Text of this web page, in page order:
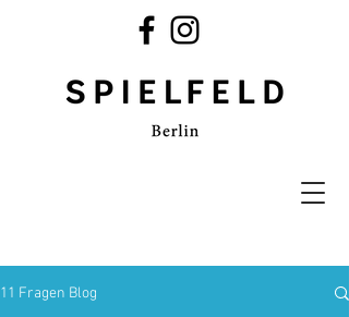
11 Fragen Blog